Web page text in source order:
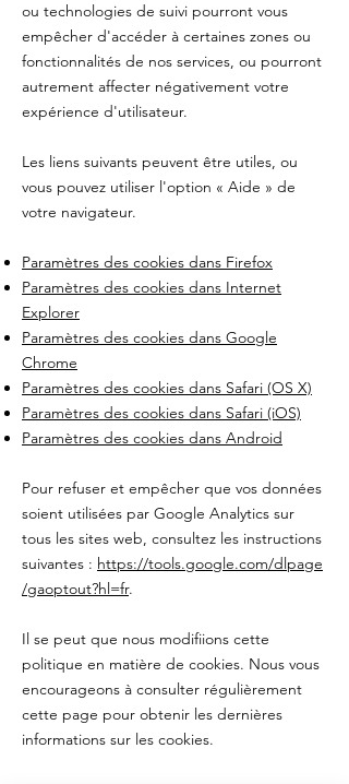
ou technologies de suivi pourront vous
empêcher d'accéder à certaines zones ou
fonctionnalités de nos services, ou pourront
autrement affecter négativement votre
expérience d'utilisateur.
Les liens suivants peuvent être utiles, ou
vous pouvez utiliser l'option « Aide » de
votre navigateur.
Paramètres des cookies dans Firefox
Paramètres des cookies dans Internet
Explorer
Paramètres des cookies dans Google
Chrome
Paramètres des cookies dans Safari (OS X)
Paramètres des cookies dans Safari (iOS)
Paramètres des cookies dans Android
Pour refuser et empêcher que vos données
soient utilisées par Google Analytics sur
tous les sites web, consultez les instructions
suivantes : https://tools.google.com/dlpage
/gaoptout?hl=fr.
Il se peut que nous modifiions cette
politique en matière de cookies. Nous vous
encourageons à consulter régulièrement
cette page pour obtenir les dernières
informations sur les cookies.